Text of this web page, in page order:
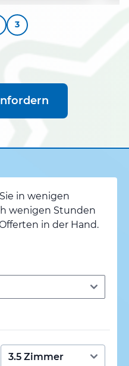
3
in wenigen
wenigen Stunden
in der Hand.